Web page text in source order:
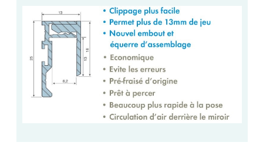
PAROI DE DOUCHE
VERRE FEUILLETÉ
VERRE ANTI-REFLET
VERRE LAQUÉ/CRÉDENCE
VERRE FEUILLETÉ/TREMPÉ